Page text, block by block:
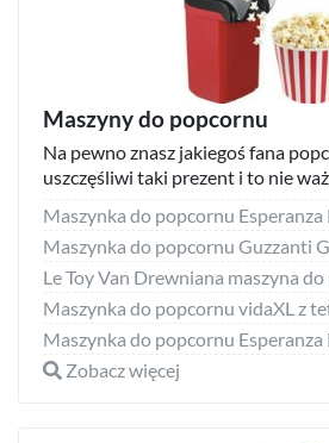
Maszyny do popcornu
Na pewno znasz jakiegoś fana
uszczęśliwi taki prezent i to nie
Zobacz więcej